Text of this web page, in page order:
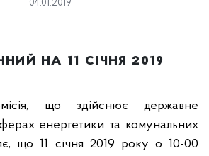
04.01.2019
на 11 січня 2019
що здійснює державне
енергетики та комунальних
що 11 січня 2019 року о 10-00